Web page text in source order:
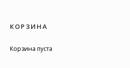
КОРЗИНА
Корзина пуста